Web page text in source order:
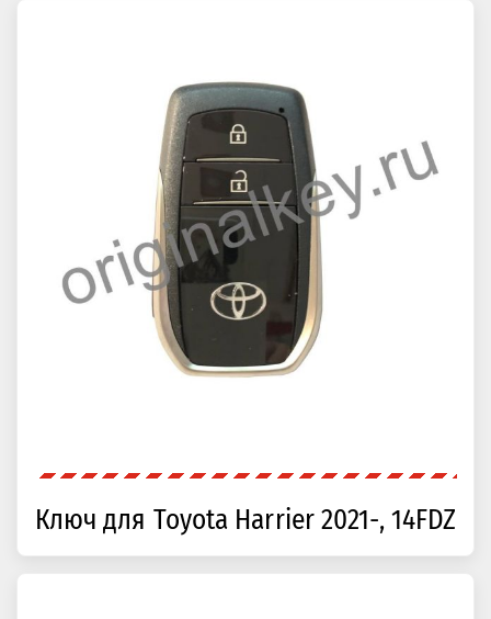
Ключ для Toyota Harrier 2021-, 14FDZ